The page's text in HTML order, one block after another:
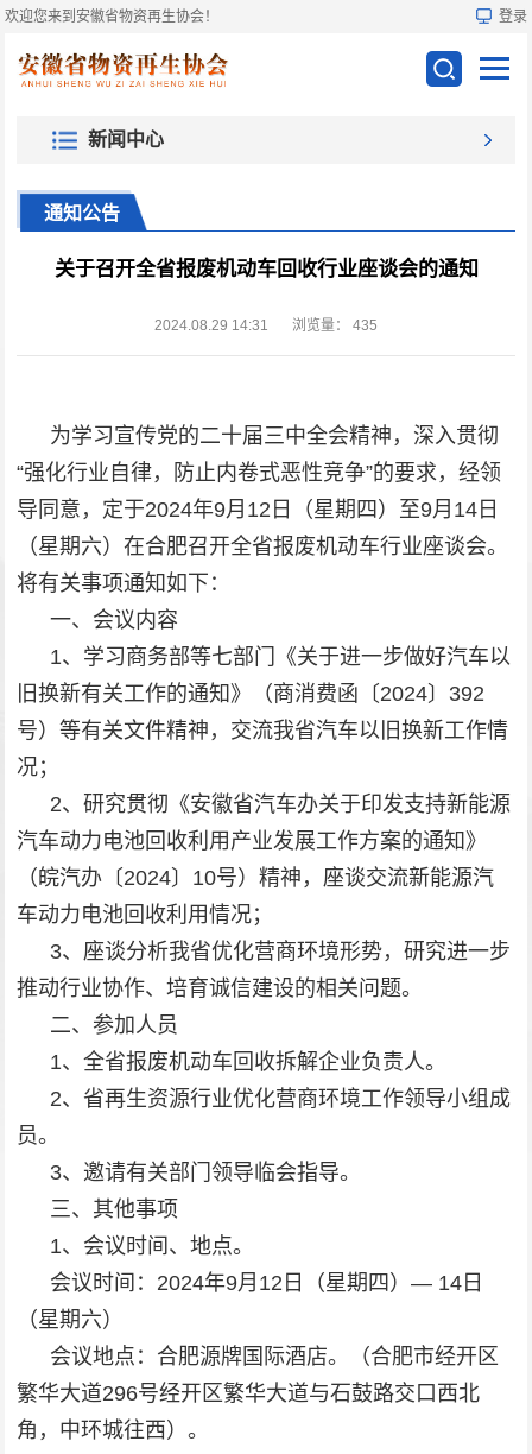
欢迎您来到安徽省物资再生协会！ 登录
新闻中心
通知公告
关于召开全省报废机动车回收行业座谈会的通知
2024.08.29 14:31 浏览量： 435
为学习宣传党的二十届三中全会精神，深入贯彻
“强化行业自律，防止内卷式恶性竞争”的要求，经领
导同意，定于2024年9月12日（星期四）至9月14日
（星期六）在合肥召开全省报废机动车行业座谈会。
将有关事项通知如下：
一、会议内容
1、学习商务部等七部门《关于进一步做好汽车以
旧换新有关工作的通知》（商消费函〔2024〕392
号）等有关文件精神，交流我省汽车以旧换新工作情
况；
2、研究贯彻《安徽省汽车办关于印发支持新能源
汽车动力电池回收利用产业发展工作方案的通知》
（皖汽办〔2024〕10号）精神，座谈交流新能源汽
车动力电池回收利用情况；
3、座谈分析我省优化营商环境形势，研究进一步
推动行业协作、培育诚信建设的相关问题。
二、参加人员
1、全省报废机动车回收拆解企业负责人。
2、省再生资源行业优化营商环境工作领导小组成
员。
3、邀请有关部门领导临会指导。
三、其他事项
1、会议时间、地点。
会议时间：2024年9月12日（星期四）— 14日
（星期六）
会议地点：合肥源牌国际酒店。（合肥市经开区
繁华大道296号经开区繁华大道与石鼓路交口西北
角，中环城往西）。